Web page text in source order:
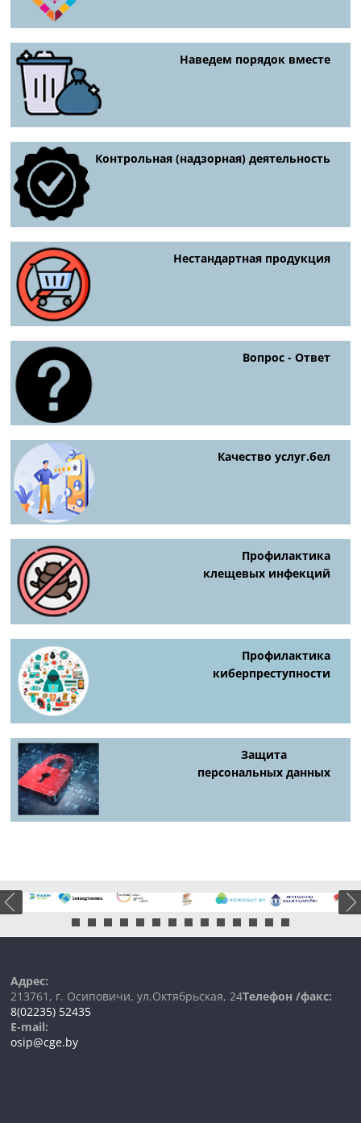
Наведем порядок вместе
Контрольная (надзорная) деятельность
Нестандартная продукция
Вопрос - Ответ
Качество услуг.бел
Профилактика
клещевых инфекций
Профилактика
киберпреступности
Защита
персональных данных
Адрес:
213761, г. Осиповичи, ул.Октябрьская, 24Телефон /факс:
8(02235) 52435
E-mail:
osip@cge.by